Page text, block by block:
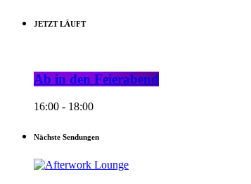
JETZT LÄUFT
Ab in den Feierabend
16:00 - 18:00
Nächste Sendungen